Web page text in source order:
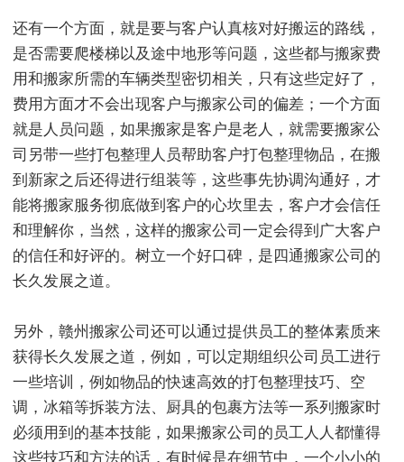
还有一个方面，就是要与客户认真核对好搬运的路线，
是否需要爬楼梯以及途中地形等问题，这些都与搬家费
用和搬家所需的车辆类型密切相关，只有这些定好了，
费用方面才不会出现客户与搬家公司的偏差；一个方面
就是人员问题，如果搬家是客户是老人，就需要搬家公
司另带一些打包整理人员帮助客户打包整理物品，在搬
到新家之后还得进行组装等，这些事先协调沟通好，才
能将搬家服务彻底做到客户的心坎里去，客户才会信任
和理解你，当然，这样的搬家公司一定会得到广大客户
的信任和好评的。树立一个好口碑，是四通搬家公司的
长久发展之道。
另外，赣州搬家公司还可以通过提供员工的整体素质来
获得长久发展之道，例如，可以定期组织公司员工进行
一些培训，例如物品的快速高效的打包整理技巧、空
调，冰箱等拆装方法、厨具的包裹方法等一系列搬家时
必须用到的基本技能，如果搬家公司的员工人人都懂得
这些技巧和方法的话，有时候是在细节中，一个小小的